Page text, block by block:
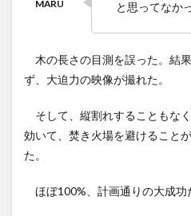
と思ってなか
木の長さの目測を誤った。結
ず、大迫力の映像が撮れた。
そして、縦割れすることもな
効いて、焚き火場を避けること
た。
ほぼ100%、計画通りの大成功